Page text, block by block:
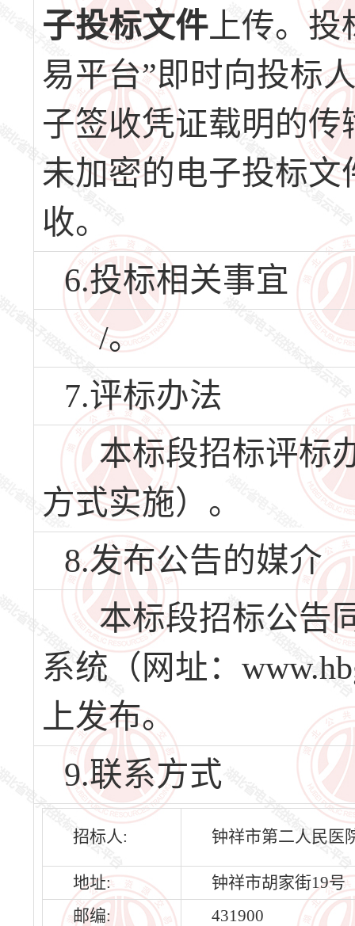
子投标文件 上传。
易平台”即时向投标
子签收凭证载明的
未加密的电子投标文
收。
6.投标相关事宜
/。
7.评标办法
本标段招标评标
方式实施）。
8.发布公告的媒介
本标段招标公告
系统（网址：
上发布。
9.联系方式
招标人: 钟祥市第二人民医
地址:
钟祥市胡家街19号
邮编:
431900